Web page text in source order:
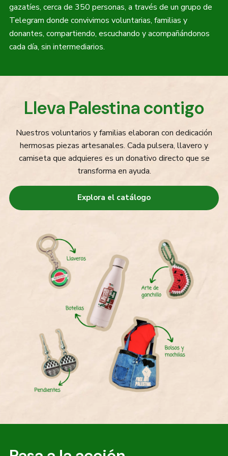
gazatíes, cerca de 350 personas, a través de un grupo de
Telegram donde convivimos voluntarias, familias y
donantes, compartiendo, escuchando y acompañándonos
cada día, sin intermediarios.
Lleva Palestina contigo
Nuestros voluntarios y familias elaboran con dedicación
hermosas piezas artesanales. Cada pulsera, llavero y
camiseta que adquieres es un donativo directo que se
transforma en ayuda.
Explora el catálogo